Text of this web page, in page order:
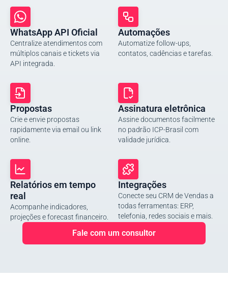
WhatsApp API Oficial
Centralize atendimentos com
múltiplos canais e tickets via
API integrada.
Automações
Automatize follow-ups,
contatos, cadências e tarefas.
Propostas
Crie e envie propostas
rapidamente via email ou link
online.
Assinatura eletrônica
Assine documentos facilmente
no padrão ICP-Brasil com
validade jurídica.
Relatórios em tempo
real
Acompanhe indicadores,
projeções e forecast financeiro.
Integrações
Conecte seu CRM de Vendas a
todas ferramentas: ERP,
telefonia, redes sociais e mais.
Fale com um consultor